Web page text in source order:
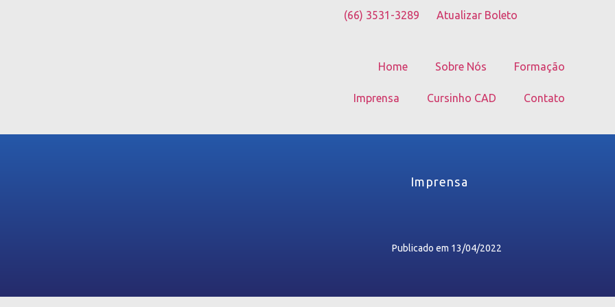
(66) 3531-3289 Atualizar Boleto
Home Sobre Nós Formação
Imprensa Cursinho CAD Contato
Imprensa
Publicado em 13/04/2022